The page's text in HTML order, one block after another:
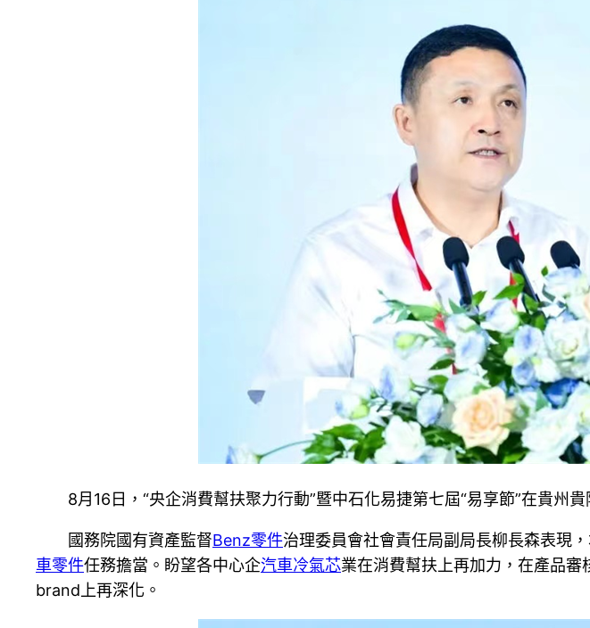
8月16日，“央企消費幫扶聚力行動”暨中石化易捷第七屆“易享節”在貴州
國務院國有資產監督Benz零件治理委員會社會責任局副局長柳長森表現
車零件任務擔當。盼望各中心企汽車冷氣芯業在消費幫扶上再加力，在產品
brand上再深化。